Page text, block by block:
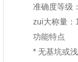
准确度等级
zui大称量：
功能特点
* 无基坑